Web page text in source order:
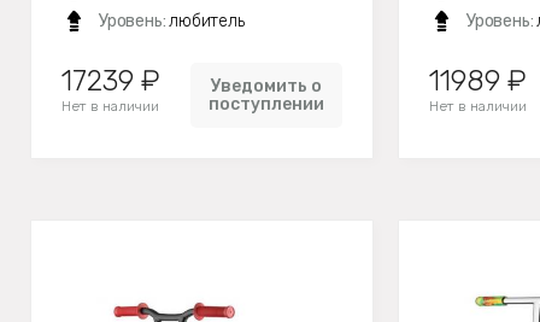
Уровень:любитель
17239 ₽
Нет в наличии
Уведомить о
поступлении
Уровень:
11989 ₽
Нет в наличии